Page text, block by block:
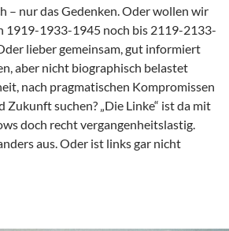
– nur das Gedenken. Oder wollen wir
1919-1933-1945 noch bis 2119-2133-
lieber gemeinsam, gut informiert
aber nicht biographisch belastet
nach pragmatischen Kompromissen
Zukunft suchen? „Die Linke“ ist da mit
doch recht vergangenheitslastig.
aus. Oder ist links gar nicht